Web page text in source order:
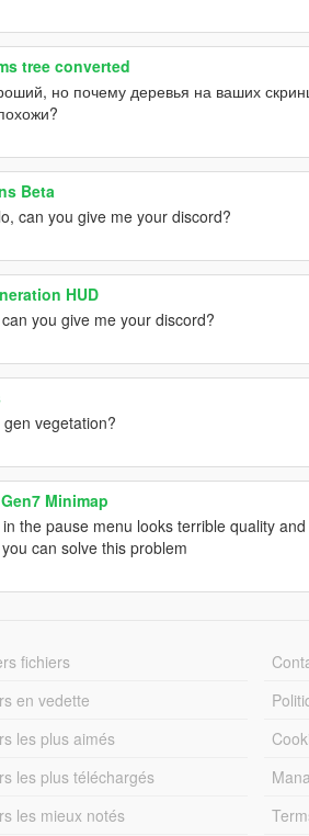
tree converted
но почему деревья на ваших
Beta
can you give me your discord?
HUD
you give me your discord?
vegetation?
Minimap
the pause menu looks terrible quality
can solve this problem
fichiers
en vedette
les plus aimés
les plus téléchargés
les mieux notés